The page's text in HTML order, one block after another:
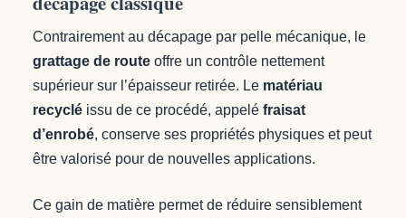
Contrairement au décapage par pelle mécanique, le
grattage de route offre un contrôle nettement
supérieur sur l’épaisseur retirée. Le matériau
recyclé issu de ce procédé, appelé fraisat
d’enrobé, conserve ses propriétés physiques et peut
être valorisé pour de nouvelles applications.
Ce gain de matière permet de réduire sensiblement